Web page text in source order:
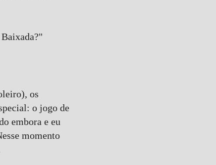
os
o jogo de
embora e eu
momento